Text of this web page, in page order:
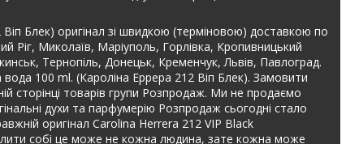
Блек) оригінал зі швидкою (терміновою) доставкою по
Ріг, Миколаїв, Маріуполь, Горлівка, Кропивницький
Тернопіль, Донецьк, Кременчук, Львів, Павлоград.
100 ml. (Кароліна Еррера 212 Віп Блек). Замовити
сторінці товарів групи Розпродаж. Ми не продаємо
духи та парфумерію Розпродаж сьогодні стало
оригінал Carolina Herrera 212 VIP Black
собі це може не кожна людина, зате кожна може